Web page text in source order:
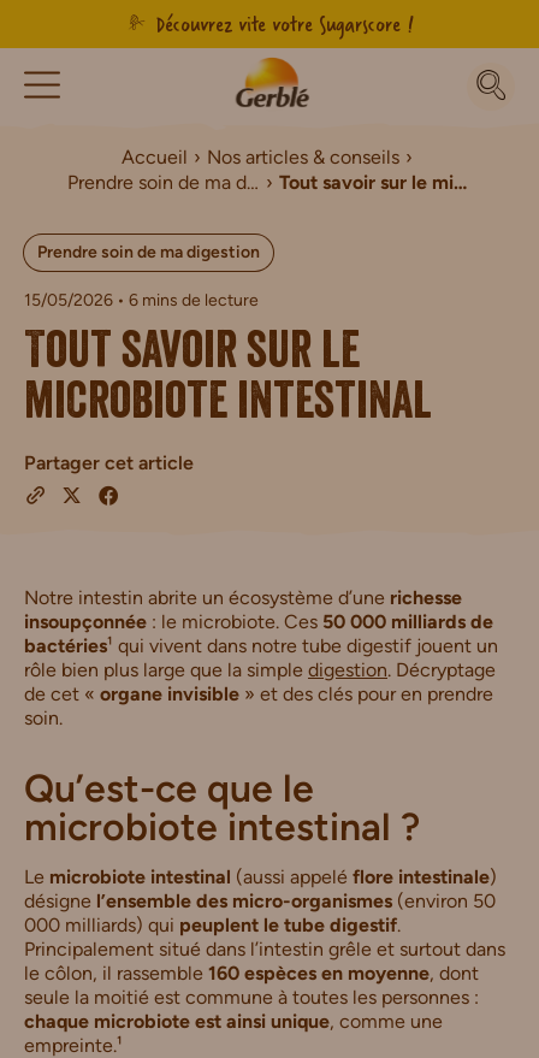
Découvrez vite votre Sugarscore !
Accueil
Nos articles & conseils
Prendre soin de ma digestion
Tout savoir sur le microbiote intestinal
Prendre soin de ma digestion
15/05/2026 • 6 mins de lecture
Tout savoir sur le
microbiote intestinal
Partager cet article
Notre intestin abrite un écosystème d’une richesse
insoupçonnée : le microbiote. Ces 50 000 milliards de
bactéries¹ qui vivent dans notre tube digestif jouent un
rôle bien plus large que la simple digestion. Décryptage
de cet « organe invisible » et des clés pour en prendre
soin.
Qu’est-ce que le
microbiote intestinal ?
Le microbiote intestinal (aussi appelé flore intestinale)
désigne l’ensemble des micro-organismes (environ 50
000 milliards) qui peuplent le tube digestif.
Principalement situé dans l’intestin grêle et surtout dans
le côlon, il rassemble 160 espèces en moyenne, dont
seule la moitié est commune à toutes les personnes :
chaque microbiote est ainsi unique, comme une
empreinte.¹